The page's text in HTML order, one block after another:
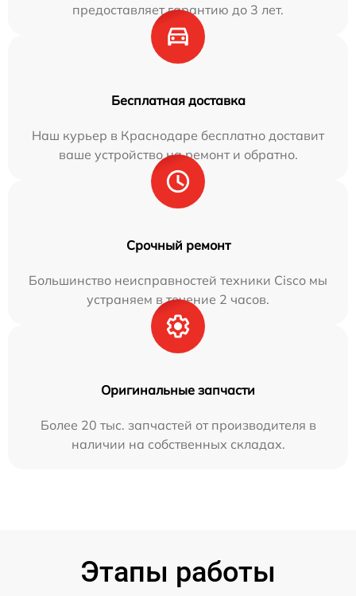
предоставляет гарантию до 3 лет.
Бесплатная доставка
Наш курьер в Краснодаре бесплатно доставит
ваше устройство на ремонт и обратно.
Срочный ремонт
Большинство неисправностей техники Cisco мы
устраняем в течение 2 часов.
Оригинальные запчасти
Более 20 тыс. запчастей от производителя в
наличии на собственных складах.
Этапы работы